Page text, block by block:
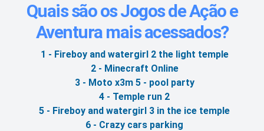
Quais são os Jogos de Ação e
Aventura mais acessados?
1 - Fireboy and watergirl 2 the light temple
2 - Minecraft Online
3 - Moto x3m 5 - pool party
4 - Temple run 2
5 - Fireboy and watergirl 3 in the ice temple
6 - Crazy cars parking